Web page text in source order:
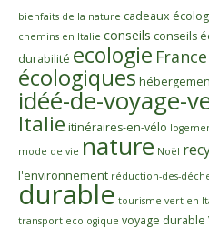
bienfaits de la nature cadeaux
chemins en Italie conseils conseils
durabilité ecologie France
écologiques
idéé-de-voyage-
Italie itinéraires-en-vélo
mode de vie nature Noël
l'environnement réduction-des-
durable tourisme-vert-en-
transport ecologique voyage durable